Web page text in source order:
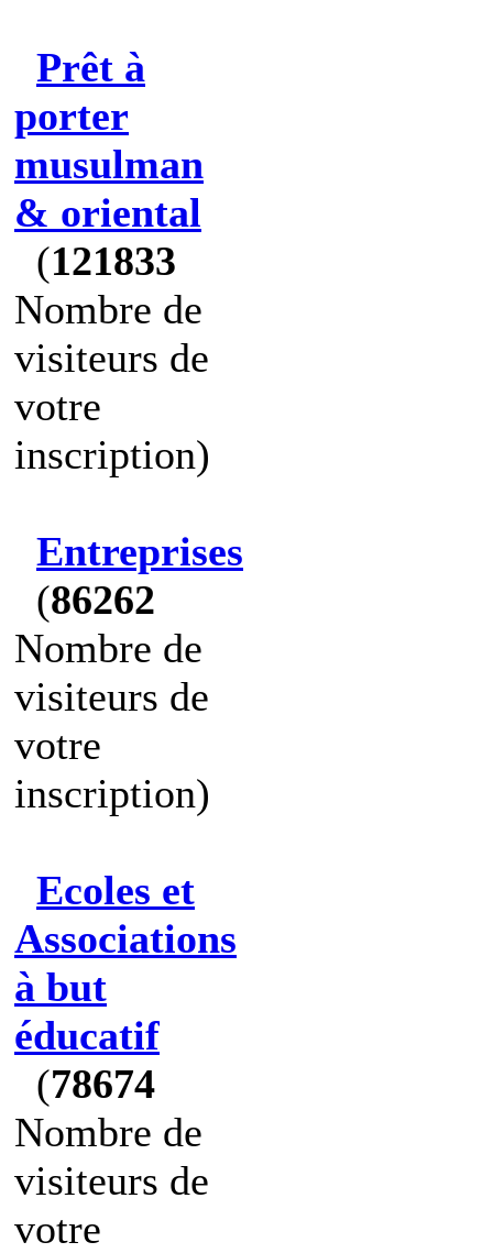
Prêt à
porter
musulman
& oriental
(121833
Nombre de
visiteurs de
votre
inscription)
Entreprises
(86262
Nombre de
visiteurs de
votre
inscription)
Ecoles et
Associations
à but
éducatif
(78674
Nombre de
visiteurs de
votre